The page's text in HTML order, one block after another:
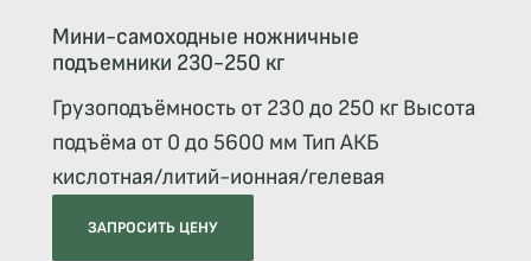
Мини-самоходные ножничные
подъемники 230-250 кг
Грузоподъёмность от 230 до 250 кг Высота
подъёма от 0 до 5600 мм Тип АКБ
кислотная/литий-ионная/гелевая
ЗАПРОСИТЬ ЦЕНУ